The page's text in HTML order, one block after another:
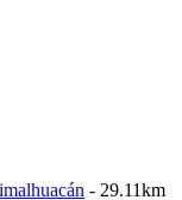
- 29.11km